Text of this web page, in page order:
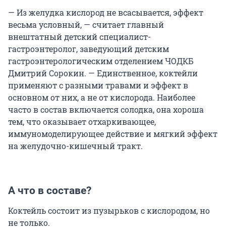
— Из желудка кислород не всасывается, эффект
весьма условный, — считает главный
внештатный детский специалист-
гастроэнтеролог, заведующий детским
гастроэнтерологическим отделением ЧОДКБ
Дмитрий Сорокин. — Единственное, коктейли
применяют с разными травами и эффект в
основном от них, а не от кислорода. Наиболее
часто в состав включается солодка, она хороша
тем, что оказывает отхаркивающее,
иммуномоделирующее действие и мягкий эффект
на желудочно-кишечный тракт.
А что в составе?
Коктейль состоит из пузырьков с кислородом, но
не только.